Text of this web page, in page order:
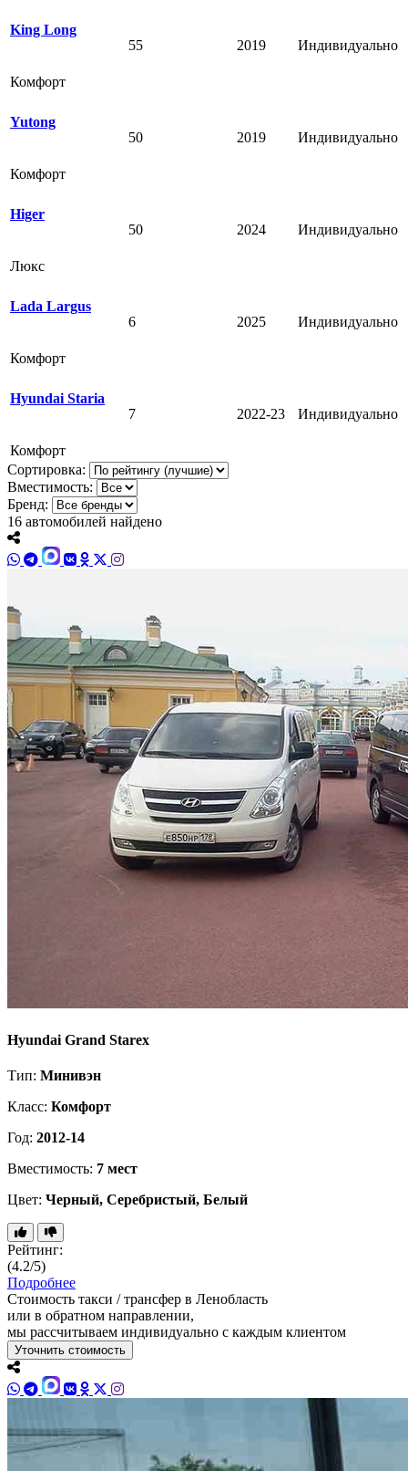
King Long
Комфорт
55 2019 Индивидуально
Yutong
Комфорт
50 2019 Индивидуально
Higer
Люкс
50 2024 Индивидуально
Lada Largus
Комфорт
6 2025 Индивидуально
Hyundai Staria
Комфорт
7 2022-23 Индивидуально
Сортировка:
Вместимость:
Бренд:
16 автомобилей найдено
Hyundai Grand Starex
Тип: Минивэн
Класс: Комфорт
Год: 2012-14
Вместимость: 7 мест
Цвет: Черный, Серебристый, Белый
Рейтинг:
(4.2/5)
Подробнее
Стоимость такси / трансфер в Ленобласть
или в обратном направлении,
мы рассчитываем индивидуально с каждым клиентом
Уточнить стоимость